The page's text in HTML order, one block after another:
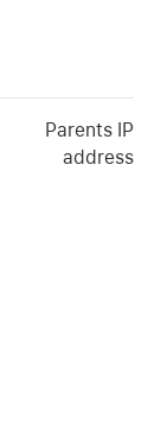
Parents IP
address